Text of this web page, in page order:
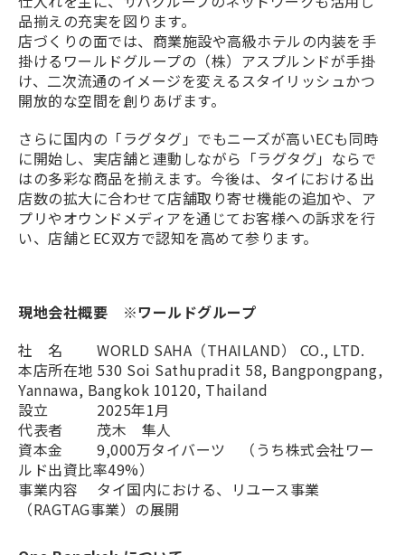
品揃えの充実を図ります。
店づくりの面では、商業施設や高級ホテルの内装を手
掛けるワールドグループの（株）アスプルンドが手掛
け、二次流通のイメージを変えるスタイリッシュかつ
開放的な空間を創りあげます。
さらに国内の「ラグタグ」でもニーズが高いECも同時
に開始し、実店舗と連動しながら「ラグタグ」ならで
はの多彩な商品を揃えます。今後は、タイにおける出
店数の拡大に合わせて店舗取り寄せ機能の追加や、ア
プリやオウンドメディアを通じてお客様への訴求を行
い、店舗とEC双方で認知を高めて参ります。
現地会社概要 ※ワールドグループ
社 名 WORLD SAHA（THAILAND） CO., LTD.
本店所在地 530 Soi Sathupradit 58, Bangpongpang,
Yannawa, Bangkok 10120, Thailand
設立 2025年1月
代表者 茂木 隼人
資本金 9,000万タイバーツ （うち株式会社ワー
ルド出資比率49%）
事業内容 タイ国内における、リユース事業
（RAGTAG事業）の展開